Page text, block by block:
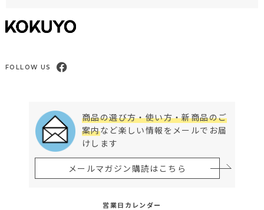
FOLLOW US
商品の選び方・使い方・新商品のご
案内など楽しい情報をメールでお届
けします
メールマガジン購読はこちら
営業日カレンダー